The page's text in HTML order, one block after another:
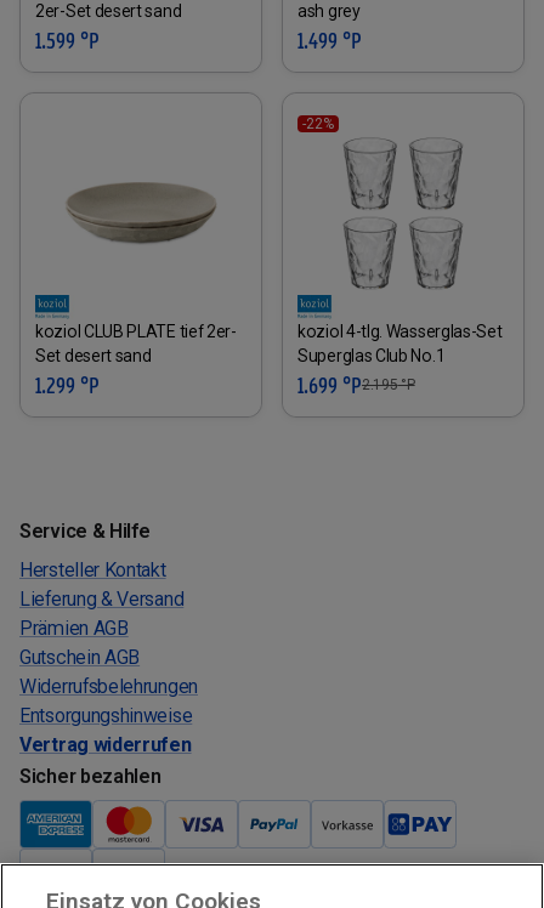
2er-Set desert sand
1.599 °P
ash grey
1.499 °P
koziol CLUB PLATE tief 2er-
Set desert sand
1.299 °P
-22%
koziol 4-tlg. Wasserglas-Set
Superglas Club No.1
1.699 °P2.195°P
Service & Hilfe
Hersteller Kontakt
Lieferung & Versand
Prämien AGB
Gutschein AGB
Widerrufsbelehrungen
Entsorgungshinweise
Vertrag widerrufen
Sicher bezahlen
Einsatz von Cookies